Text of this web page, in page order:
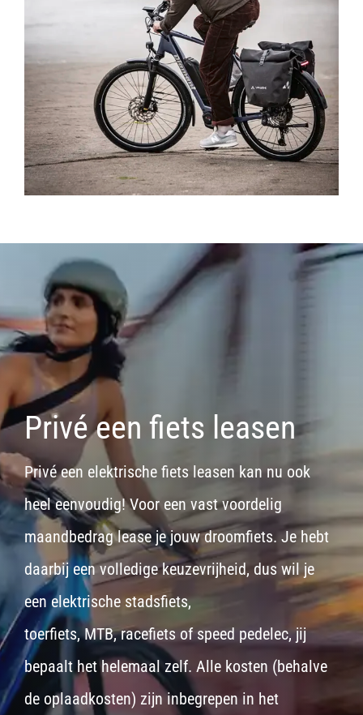
Privé een fiets leasen
Privé een elektrische fiets leasen kan nu ook
heel eenvoudig! Voor een vast voordelig
maandbedrag lease je jouw droomfiets. Je hebt
daarbij een volledige keuzevrijheid, dus wil je
eenelektrische stadsfiets,
toerfiets,MTB,racefietsof speed pedelec, jij
bepaalt het helemaal zelf. Alle kosten (behalve
de oplaadkosten) zijn inbegrepen in het